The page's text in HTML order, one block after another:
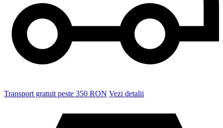
Transport gratuit peste 350 RON Vezi detalii